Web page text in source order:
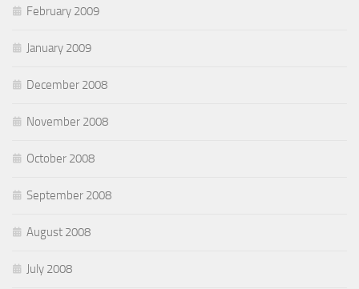
February 2009
January 2009
December 2008
November 2008
October 2008
September 2008
August 2008
July 2008